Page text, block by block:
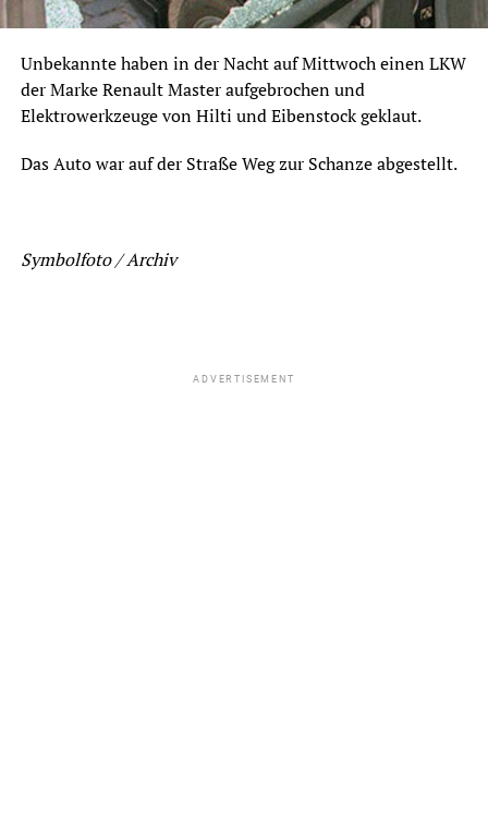
Unbekannte haben in der Nacht auf Mittwoch einen LKW
der Marke Renault Master aufgebrochen und
Elektrowerkzeuge von Hilti und Eibenstock geklaut.
Das Auto war auf der Straße Weg zur Schanze abgestellt.
Symbolfoto / Archiv
ADVERTISEMENT